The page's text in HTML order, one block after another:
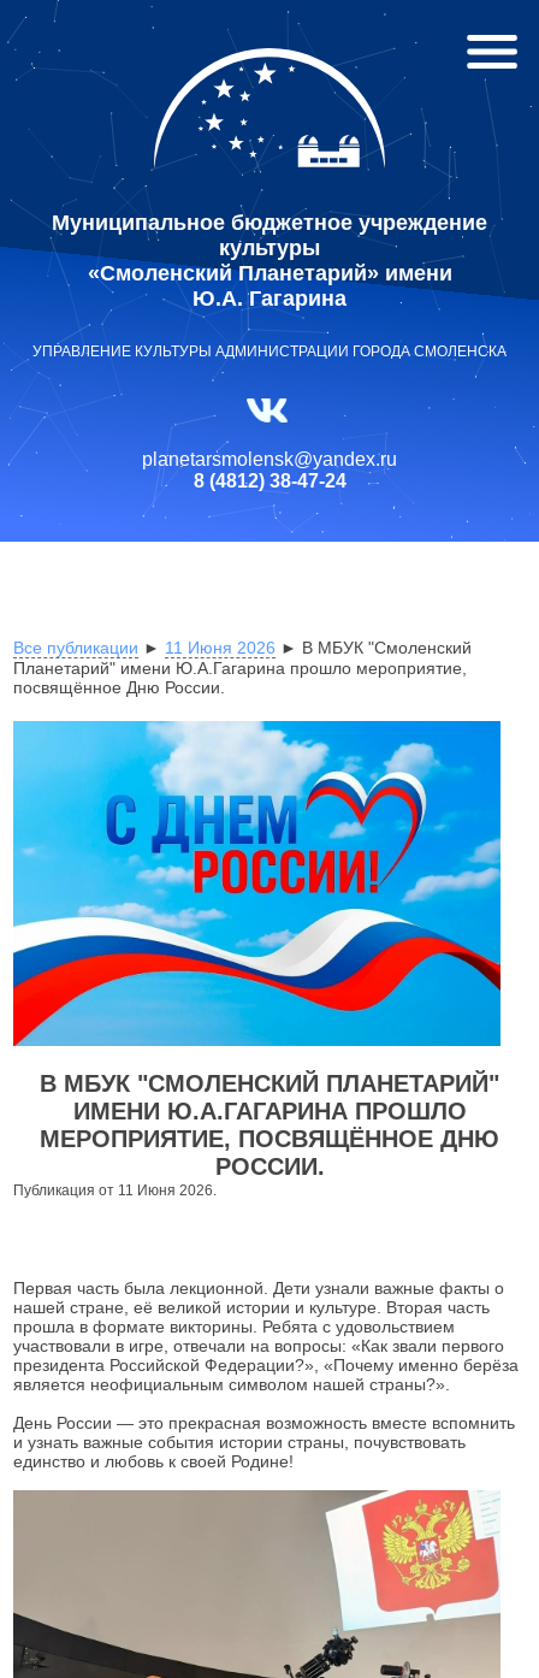
Муниципальное бюджетное учреждение
культуры
«Смоленский Планетарий» имени
Ю.А. Гагарина
УПРАВЛЕНИЕ КУЛЬТУРЫ АДМИНИСТРАЦИИ ГОРОДА СМОЛЕНСКА
planetarsmolensk@yandex.ru
8 (4812) 38-47-24
Все публикации ► 11 Июня 2026 ► В МБУК "Смоленский
Планетарий" имени Ю.А.Гагарина прошло мероприятие,
посвящённое Дню России.
В МБУК "СМОЛЕНСКИЙ ПЛАНЕТАРИЙ"
ИМЕНИ Ю.А.ГАГАРИНА ПРОШЛО
МЕРОПРИЯТИЕ, ПОСВЯЩЁННОЕ ДНЮ
РОССИИ.
Публикация от 11 Июня 2026.
Первая часть была лекционной. Дети узнали важные факты о
нашей стране, её великой истории и культуре. Вторая часть
прошла в формате викторины. Ребята с удовольствием
участвовали в игре, отвечали на вопросы: «Как звали первого
президента Российской Федерации?», «Почему именно берёза
является неофициальным символом нашей страны?».
День России — это прекрасная возможность вместе вспомнить
и узнать важные события истории страны, почувствовать
единство и любовь к своей Родине!